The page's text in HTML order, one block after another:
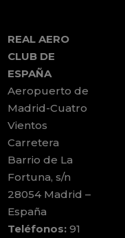
REAL AERO
CLUB DE
ESPAÑA
Aeropuerto de
Madrid-Cuatro
Vientos
Carretera
Barrio de La
Fortuna, s/n
28054 Madrid –
España
Teléfonos: 91